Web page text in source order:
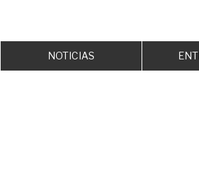
NOTICIAS